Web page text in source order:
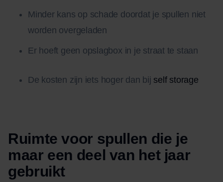
Minder kans op schade doordat je spullen niet
worden overgeladen
Er hoeft geen opslagbox in je straat te staan
De kosten zijn iets hoger dan bij self storage
Ruimte voor spullen die je
maar een deel van het jaar
gebruikt